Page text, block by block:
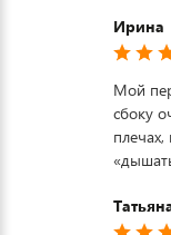
Ирина
Мой
сбоку